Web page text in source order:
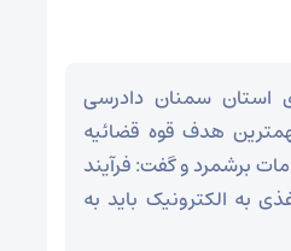
استان سمنان دادرسی
هدف قوه قضائیه
برشمرد و گفت: فرآیند
به الکترونیک باید به